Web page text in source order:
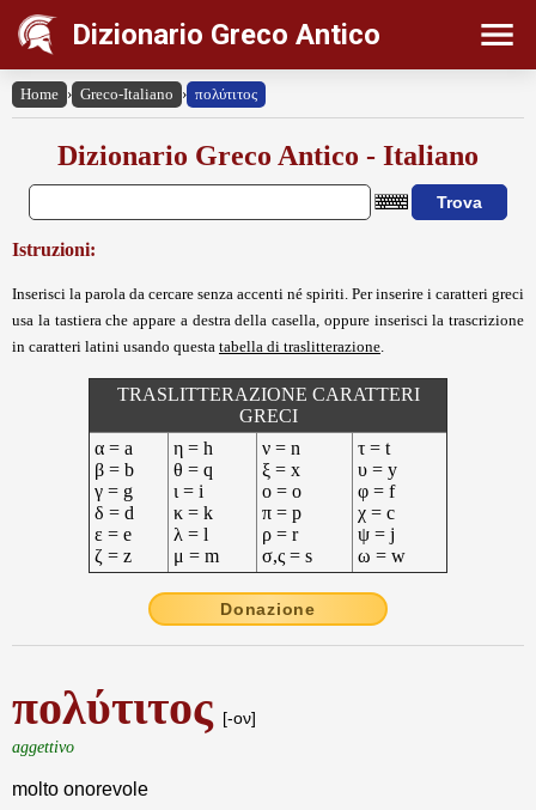
Dizionario Greco Antico
Home › Greco-Italiano › πολύτιτος
Dizionario Greco Antico - Italiano
Istruzioni:
Inserisci la parola da cercare senza accenti né spiriti. Per inserire i caratteri greci
usa la tastiera che appare a destra della casella, oppure inserisci la trascrizione
in caratteri latini usando questa tabella di traslitterazione
TRASLITTERAZIONE CARATTERI
GRECI
α = a
β = b
γ = g
δ = d
ε = e
ζ = z
η = h
θ = q
ι = i
κ = k
λ = l
μ = m
ν = n
ξ = x
ο = o
π = p
ρ = r
σ,ς = s
τ = t
υ = y
φ = f
χ = c
ψ = j
ω = w
Donazione
πολύτιτος [-ον]
aggettivo
molto onorevole